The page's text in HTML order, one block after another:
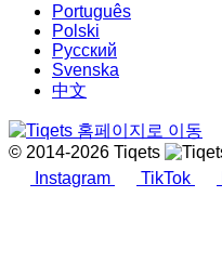
Português
Polski
Русский
Svenska
中文
© 2014-2026 Tiqets
Instagram
TikTok